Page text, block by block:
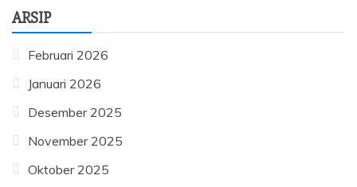
ARSIP
Februari 2026
Januari 2026
Desember 2025
November 2025
Oktober 2025